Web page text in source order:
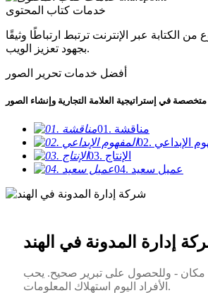
خدمات كتاب المحتوى
الكتابة عبر الإنترنت ترتبط ارتباطًا وثيقًا
بجهود تعزيز الويب.
أفضل خدمات تحرير الصور
متخصصة في إستراتيجية العلامة التجارية وإنشاء الصور
01. مناقشة
الإبداعي
03. الإنتاج
04. عميل سعيد
إدارة المدونة في الهند
مكان - وللحصول على تبرير صحيح. يحب
الأفراد اليوم استهلاك المعلومات.